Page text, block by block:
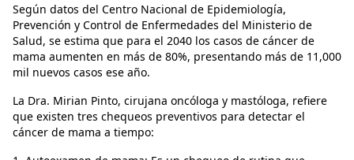
Según datos del Centro Nacional de Epidemiología,
Prevención y Control de Enfermedades del Ministerio de
Salud, se estima que para el 2040 los casos de cáncer de
mama aumenten en más de 80%, presentando más de 11,000
mil nuevos casos ese año.
La Dra. Mirian Pinto, cirujana oncóloga y mastóloga, refiere
que existen tres chequeos preventivos para detectar el
cáncer de mama a tiempo: